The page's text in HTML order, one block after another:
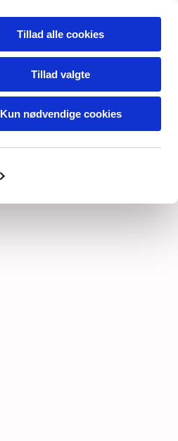
Tillad alle cookies
Tillad valgte
Kun nødvendige cookies